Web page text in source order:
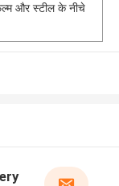
और स्टील के नीचे